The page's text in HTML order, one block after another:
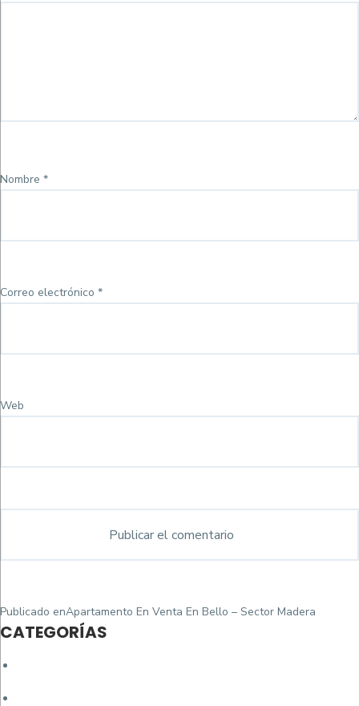
Nombre *
Correo electrónico *
Web
Navegación
de
Publicado enApartamento En Venta En Bello – Sector Madera
CATEGORÍAS